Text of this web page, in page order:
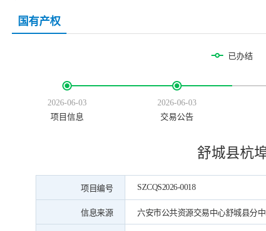
国有产权
已办结
2026-06-03
项目信息
2026-06-03
交易公告
舒城县杭
项目编号 SZCQS2026-0018
信息来源 六安市公共资源交易中心舒城县分